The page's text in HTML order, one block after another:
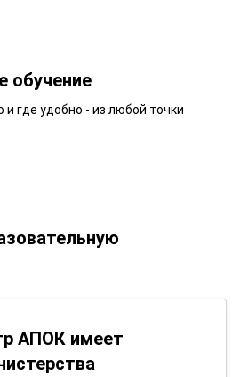
обучение
и где удобно - из любой точки
АПОК имеет